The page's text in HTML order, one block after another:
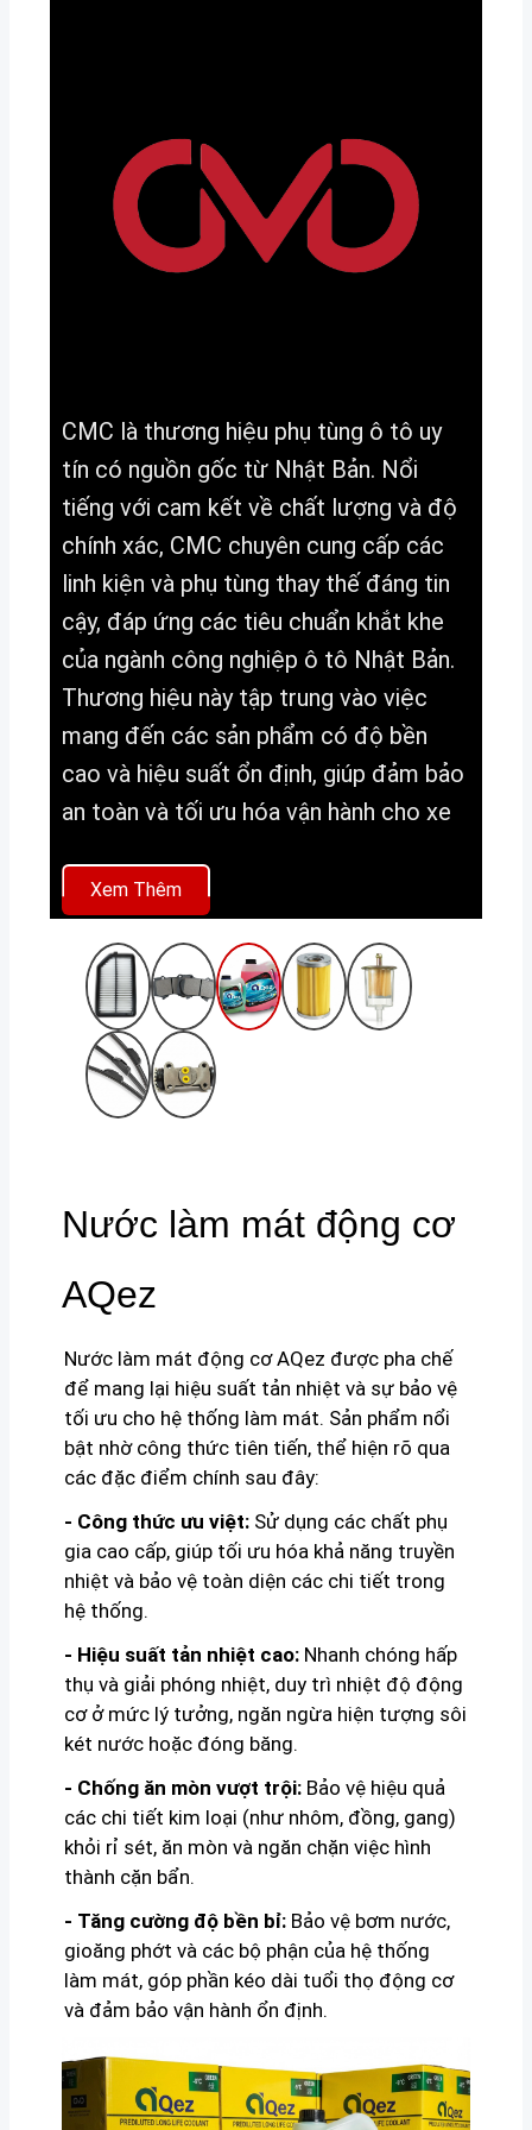
CMC là thương hiệu phụ tùng ô tô uy
tín có nguồn gốc từ Nhật Bản. Nổi
tiếng với cam kết về chất lượng và độ
chính xác, CMC chuyên cung cấp các
linh kiện và phụ tùng thay thế đáng tin
cậy, đáp ứng các tiêu chuẩn khắt khe
của ngành công nghiệp ô tô Nhật Bản.
Thương hiệu này tập trung vào việc
mang đến các sản phẩm có độ bền
cao và hiệu suất ổn định, giúp đảm bảo
an toàn và tối ưu hóa vận hành cho xe
Xem Thêm
Nước làm mát động cơ
AQez
Nước làm mát động cơ AQez được pha chế
để mang lại hiệu suất tản nhiệt và sự bảo vệ
tối ưu cho hệ thống làm mát. Sản phẩm nổi
bật nhờ công thức tiên tiến, thể hiện rõ qua
các đặc điểm chính sau đây:
- Công thức ưu việt: Sử dụng các chất phụ
gia cao cấp, giúp tối ưu hóa khả năng truyền
nhiệt và bảo vệ toàn diện các chi tiết trong
hệ thống.
- Hiệu suất tản nhiệt cao: Nhanh chóng hấp
thụ và giải phóng nhiệt, duy trì nhiệt độ động
cơ ở mức lý tưởng, ngăn ngừa hiện tượng sôi
két nước hoặc đóng băng.
- Chống ăn mòn vượt trội: Bảo vệ hiệu quả
các chi tiết kim loại (như nhôm, đồng, gang)
khỏi rỉ sét, ăn mòn và ngăn chặn việc hình
thành cặn bẩn.
- Tăng cường độ bền bỉ: Bảo vệ bơm nước,
gioăng phớt và các bộ phận của hệ thống
làm mát, góp phần kéo dài tuổi thọ động cơ
và đảm bảo vận hành ổn định.